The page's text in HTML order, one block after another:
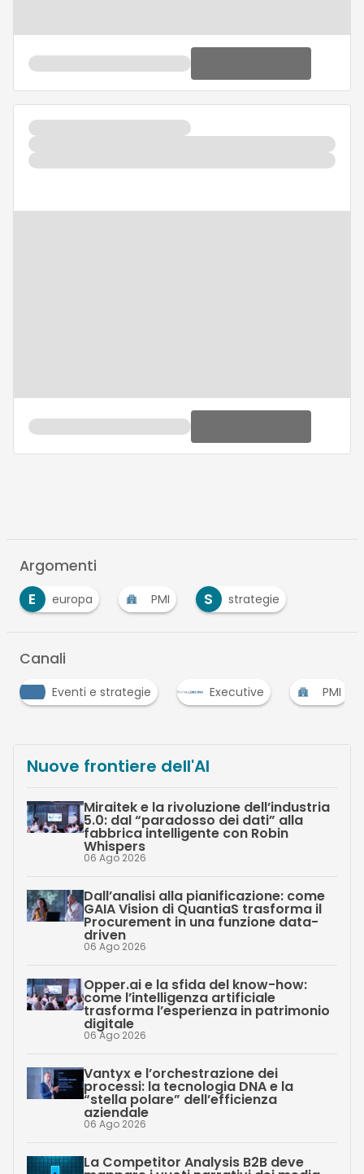
Argomenti
E
europa PMI S strategie
Canali
Eventi e strategie Executive PMI
Nuove frontiere dell'AI
Miraitek e la rivoluzione dell’industria
5.0: dal “paradosso dei dati” alla
fabbrica intelligente con Robin
Whispers
06 Ago 2026
Dall’analisi alla pianificazione: come
GAIA Vision di QuantiaS trasforma il
Procurement in una funzione data-
driven
06 Ago 2026
Opper.ai e la sfida del know-how:
come l’intelligenza artificiale
trasforma l’esperienza in patrimonio
digitale
06 Ago 2026
Vantyx e l’orchestrazione dei
processi: la tecnologia DNA e la
“stella polare” dell’efficienza
aziendale
06 Ago 2026
La Competitor Analysis B2B deve